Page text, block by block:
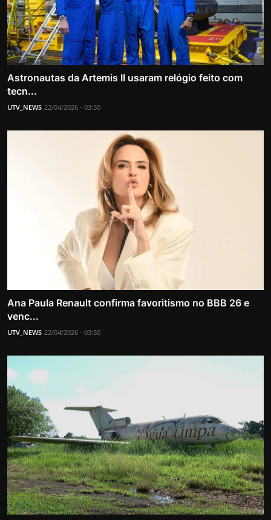
Astronautas da Artemis II usaram relógio feito com
tecn...
UTV_NEWS 22/04/2026 - 03:50
Ana Paula Renault confirma favoritismo no BBB 26 e
venc...
UTV_NEWS 22/04/2026 - 03:50